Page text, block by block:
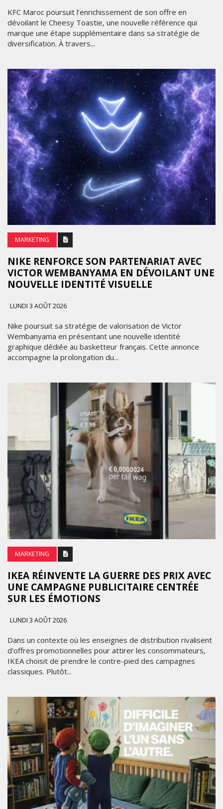
KFC Maroc poursuit l’enrichissement de son offre en
dévoilant le Cheesy Toastie, une nouvelle référence qui
marque une étape supplémentaire dans sa stratégie de
diversification. À travers...
MARKETING
NIKE RENFORCE SON PARTENARIAT AVEC
VICTOR WEMBANYAMA EN DÉVOILANT UNE
NOUVELLE IDENTITÉ VISUELLE
LUNDI 3 AOÛT 2026
Nike poursuit sa stratégie de valorisation de Victor
Wembanyama en présentant une nouvelle identité
graphique dédiée au basketteur français. Cette annonce
accompagne la prolongation du...
MARKETING
IKEA RÉINVENTE LA GUERRE DES PRIX AVEC
UNE CAMPAGNE PUBLICITAIRE CENTRÉE
SUR LES ÉMOTIONS
LUNDI 3 AOÛT 2026
Dans un contexte où les enseignes de distribution rivalisent
d'offres promotionnelles pour attirer les consommateurs,
IKEA choisit de prendre le contre-pied des campagnes
classiques. Plutôt...